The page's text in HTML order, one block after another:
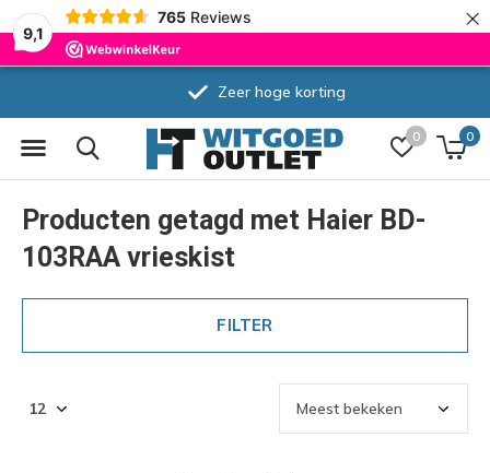
9,1
765 Reviews ×
0 0
Zeer hoge korting
Producten getagd met Haier BD-
103RAA vrieskist
FILTER